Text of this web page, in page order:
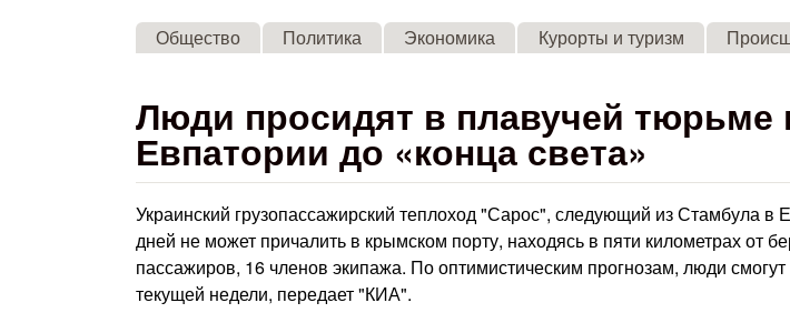
Skip to main
Общество Политика Экономика Курорты и туризм
Люди просидят в плавучей тюрьме
Евпатории до «конца света»
Украинский грузопассажирский теплоход "Сарос", следующий из Стамбула в
дней не может причалить в крымском порту, находясь в пяти километрах от
пассажиров, 16 членов экипажа. По оптимистическим прогнозам, люди
текущей недели, передает "КИА".